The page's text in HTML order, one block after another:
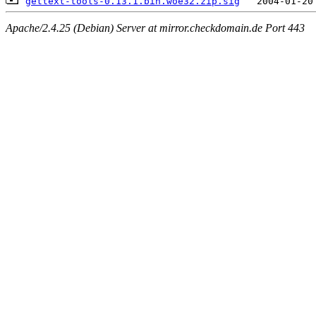
Apache/2.4.25 (Debian) Server at mirror.checkdomain.de Port 443